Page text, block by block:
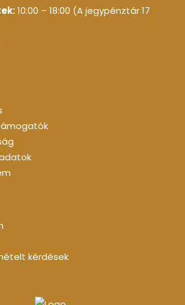
10:00 – 18:00 (A jegypénztár 17
kérdések